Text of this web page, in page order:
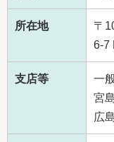
所在地
〒
6-7
支店等
一
宮
広